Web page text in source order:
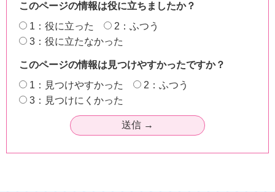
このページの情報は役に立ちましたか？
1：役に立った
2：ふつう
3：役に立たなかった
このページの情報は見つけやすかったですか？
1：見つけやすかった
2：ふつう
3：見つけにくかった